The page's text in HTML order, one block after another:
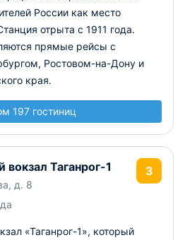
России как место
отрыта с 1911 года.
прямые рейсы с
Ростовом-на-Дону и
края.
197 гостиниц
Таганрог-1
д. 8
3
«Таганрог-1», который